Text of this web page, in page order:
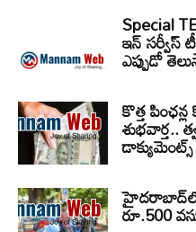
Special
ఇన్ సర్వీస్
ఎప్పుడో
కొత్త
శుభవార్త..
హైదరాబాద్‌లో
రూ.500